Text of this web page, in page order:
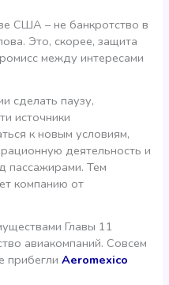
США – не банкротство в
Это, скорее, защита
между интересами
сделать паузу,
источники
к новым условиям,
деятельность и
пассажирами. Тем
компанию от
Главы 11
авиакомпаний. Совсем
прибеглиAeromexico